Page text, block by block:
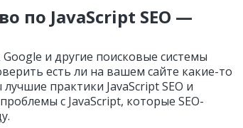
по JavaScript SEO —
и другие поисковые системы
есть ли на вашем сайте какие-то
практики JavaScript SEO и
с JavaScript, которые SEO-